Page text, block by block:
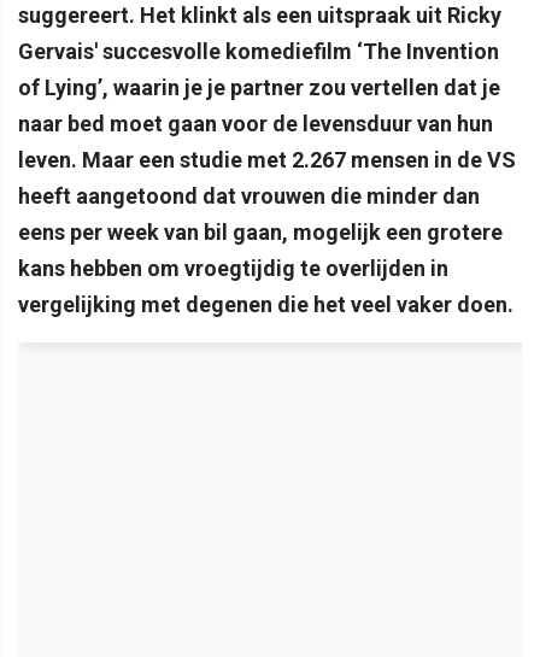
suggereert. Het klinkt als een uitspraak uit Ricky
Gervais' succesvolle komediefilm ‘The Invention
of Lying’, waarin je je partner zou vertellen dat je
naar bed moet gaan voor de levensduur van hun
leven. Maar een studie met 2.267 mensen in de VS
heeft aangetoond dat vrouwen die minder dan
eens per week van bil gaan, mogelijk een grotere
kans hebben om vroegtijdig te overlijden in
vergelijking met degenen die het veel vaker doen.